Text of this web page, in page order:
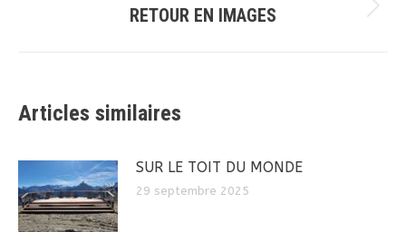
Article
RETOUR EN IMAGES
Articles similaires
SUR LE TOIT DU MONDE
29 septembre 2025